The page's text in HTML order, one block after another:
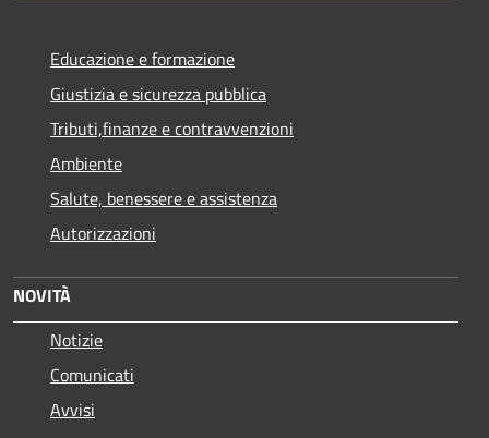
Educazione e formazione
Giustizia e sicurezza pubblica
Tributi,finanze e contravvenzioni
Ambiente
Salute, benessere e assistenza
Autorizzazioni
NOVITÀ
Notizie
Comunicati
Avvisi